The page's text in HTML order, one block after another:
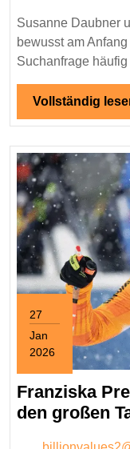
Susanne Daubner
bewusst am
Suchanfrage
Vollständig
27
Jan
2026
2026
Franziska
den großen